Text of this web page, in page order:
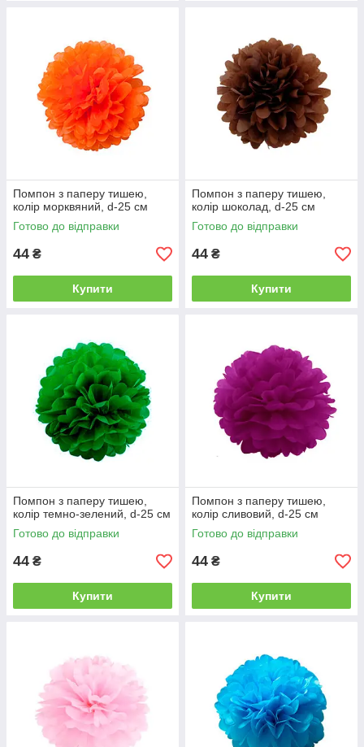
Помпон з паперу тишею,
колір морквяний, d-25 см
Готово до відправки
44 ₴
Купити
Помпон з паперу тишею,
колір шоколад, d-25 см
Готово до відправки
44 ₴
Купити
Помпон з паперу тишею,
колір темно-зелений, d-25 см
Готово до відправки
44 ₴
Купити
Помпон з паперу тишею,
колір сливовий, d-25 см
Готово до відправки
44 ₴
Купити